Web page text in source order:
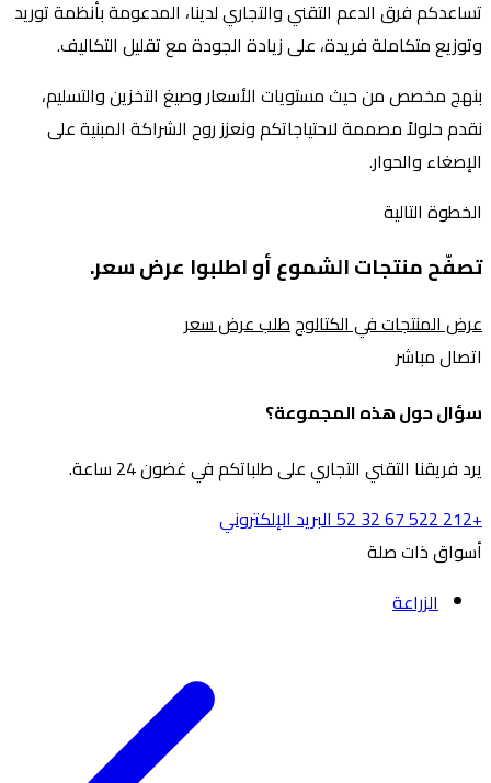
تساعدكم فرق الدعم التقني والتجاري لدينا، المدعومة بأنظمة توريد
وتوزيع متكاملة فريدة، على زيادة الجودة مع تقليل التكاليف.
بنهج مخصص من حيث مستويات الأسعار وصيغ التخزين والتسليم،
نقدم حلولاً مصممة لاحتياجاتكم ونعزز روح الشراكة المبنية على
الإصغاء والحوار.
الخطوة التالية
تصفّح منتجات الشموع أو اطلبوا عرض سعر.
عرض المنتجات في الكتالوجطلب عرض سعر
اتصال مباشر
سؤال حول هذه المجموعة؟
يرد فريقنا التقني التجاري على طلباتكم في غضون 24 ساعة.
+212 522 67 32 52
البريد الإلكتروني
أسواق ذات صلة
الزراعة